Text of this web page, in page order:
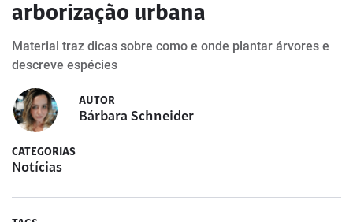
arborização urbana
Material traz dicas sobre como e onde plantar árvores e
descreve espécies
AUTOR
Bárbara Schneider
CATEGORIAS
Notícias